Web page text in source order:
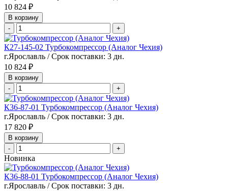
10 824 ₽
В корзину
-
+
К27-145-02 Турбокомпрессор (Аналог Чехия)
г.Ярославль / Срок поставки: 3 дн.
10 824 ₽
В корзину
-
+
К36-87-01 Турбокомпрессор (Аналог Чехия)
г.Ярославль / Срок поставки: 3 дн.
17 820 ₽
В корзину
-
+
Новинка
К36-88-01 Турбокомпрессор (Аналог Чехия)
г.Ярославль / Срок поставки: 3 дн.